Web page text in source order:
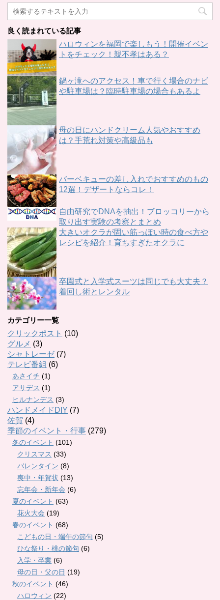
良く読まれている記事
ハロウィンを福岡で楽しもう！開催イベン
トをチェック！親不孝はある？
鍋ヶ滝へのアクセス！車で行く場合のナビ
や駐車場は？臨時駐車場の場合もあるよ
母の日にハンドクリーム人気やおすすめ
は？手荒れ対策や高級品も
バーベキューの差し入れでおすすめのもの
12選！デザートならコレ！
自由研究でDNAを抽出！ブロッコリーから
取り出す実験の考察とまとめ
大きいオクラが固い筋っぽい時の食べ方や
レシピを紹介！育ちすぎたオクラに
卒園式と入学式スーツは同じでも大丈夫？
着回し術とレンタル
カテゴリー一覧
クリックポスト (10)
グルメ (3)
シャトレーゼ(7)
テレビ番組 (6)
あさイチ (1)
アサデス (1)
ヒルナンデス (3)
ハンドメイドDIY (7)
佐賀 (4)
季節のイベント・行事 (279)
冬のイベント (101)
クリスマス (33)
バレンタイン (8)
喪中・年賀状 (13)
忘年会・新年会 (6)
夏のイベント (63)
花火大会 (19)
春のイベント (68)
こどもの日・端午の節句 (5)
ひな祭り・桃の節句 (6)
入学・卒業 (6)
母の日・父の日 (19)
秋のイベント (46)
ハロウィン (22)